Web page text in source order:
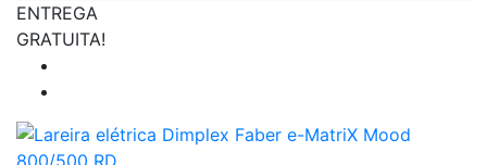
ENTREGA
GRATUITA!